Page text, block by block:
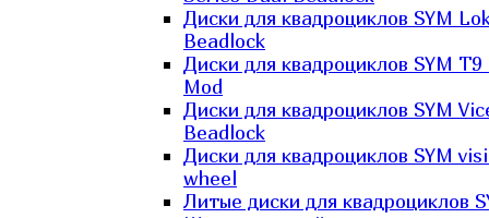
Диски для квадроциклов SYM
Beadlock
Диски для квадроциклов SYM T9
Mod
Диски для квадроциклов SYM
Beadlock
Диски для квадроциклов SYM
wheel
Литые диски для квадроциклов